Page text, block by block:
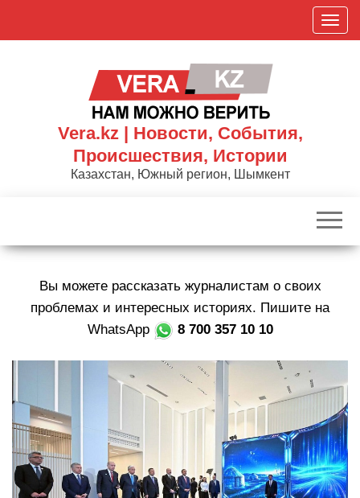
П
о
к
р
и
а
ц
и
ю
Vera.kz | Новости, События,
Происшествия, Истории
Казахстан, Южный регион, Шымкент
Вы можете рассказать журналистам о своих
проблемах и интересных историях. Пишите на
WhatsApp
8 700 357 10 10